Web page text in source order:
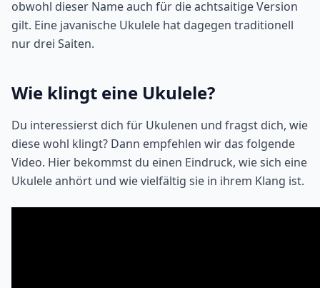
obwohl dieser Name auch für die achtsaitige Version
gilt. Eine javanische Ukulele hat dagegen traditionell
nur drei Saiten.
Wie klingt eine Ukulele?
Du interessierst dich für Ukulenen und fragst dich, wie
diese wohl klingt? Dann empfehlen wir das folgende
Video. Hier bekommst du einen Eindruck, wie sich eine
Ukulele anhört und wie vielfältig sie in ihrem Klang ist.